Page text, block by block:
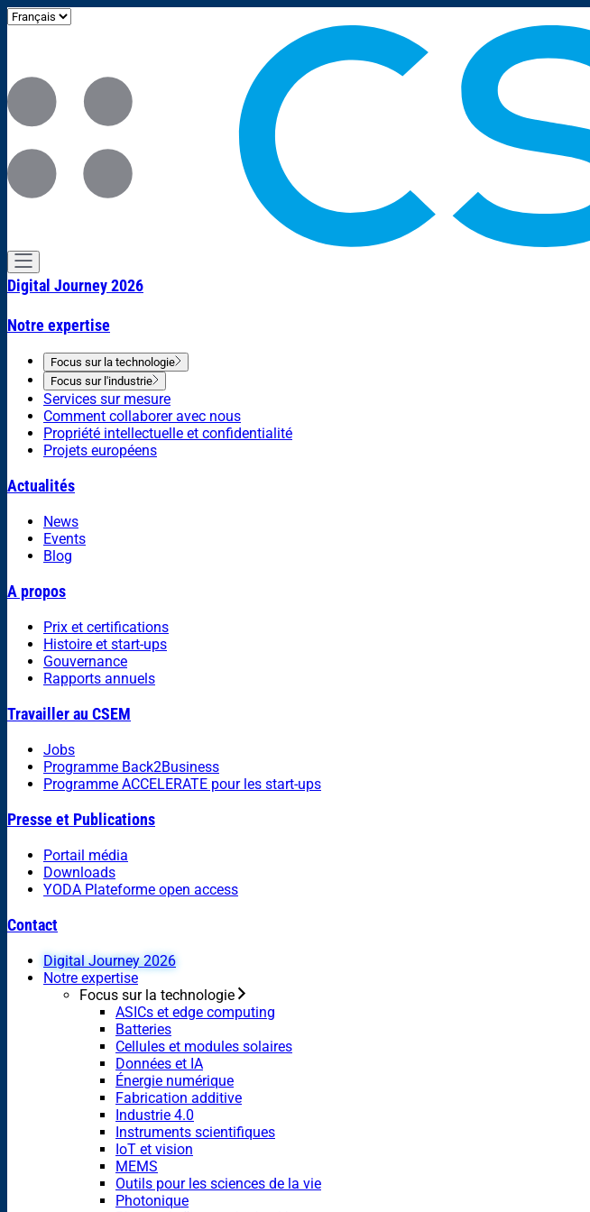
Digital Journey 2026
Notre expertise
Focus sur la technologie
Focus sur l'industrie
Services sur mesure
Comment collaborer avec nous
Propriété intellectuelle et confidentialité
Projets européens
Actualités
News
Events
Blog
A propos
Prix et certifications
Histoire et start-ups
Gouvernance
Rapports annuels
Travailler au CSEM
Jobs
Programme Back2Business
Programme ACCELERATE pour les start-ups
Presse et Publications
Portail média
Downloads
YODA Plateforme open access
Contact
Digital Journey 2026
Notre expertise
Focus sur la technologie
ASICs et edge computing
Batteries
Cellules et modules solaires
Données et IA
Énergie numérique
Fabrication additive
Industrie 4.0
Instruments scientifiques
IoT et vision
MEMS
Outils pour les sciences de la vie
Photonique